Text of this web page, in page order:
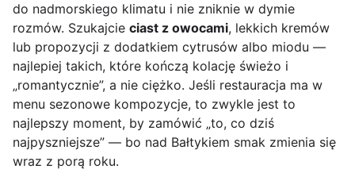
do nadmorskiego klimatu i nie zniknie w dymie
rozmów. Szukajcie ciast z owocami, lekkich kremów
lub propozycji z dodatkiem cytrusów albo miodu —
najlepiej takich, które kończą kolację świeżo i
„romantycznie”, a nie ciężko. Jeśli restauracja ma w
menu sezonowe kompozycje, to zwykle jest to
najlepszy moment, by zamówić „to, co dziś
najpyszniejsze” — bo nad Bałtykiem smak zmienia się
wraz z porą roku.